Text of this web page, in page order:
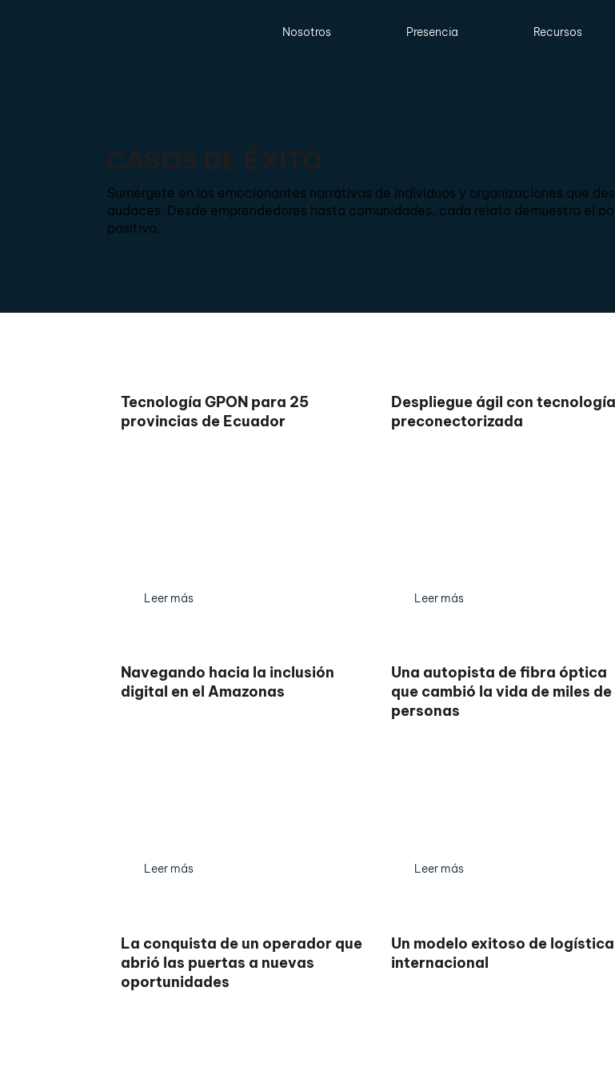
Nosotros Presencia Recursos
Sumérgete en las emocionantes narrativas de individuos y organizaciones que
audaces. Desde emprendedores hasta comunidades, cada relato demuestra el
positivo.
Tecnología GPON para 25
provincias de Ecuador
Leer más
Despliegue ágil con tecnología
preconectorizada
Leer más
Navegando hacia la inclusión
digital en el Amazonas
Leer más
Una autopista de fibra óptica
que cambió la vida de miles de
personas
Leer más
La conquista de un operador que
abrió las puertas a nuevas
oportunidades
Un modelo exitoso de logística
internacional